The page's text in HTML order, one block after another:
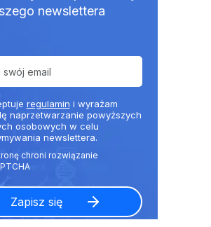
newslettera
regulamin i wyrażam
naprzetwarzanie powyższych
osobowych w celu
newslettera.